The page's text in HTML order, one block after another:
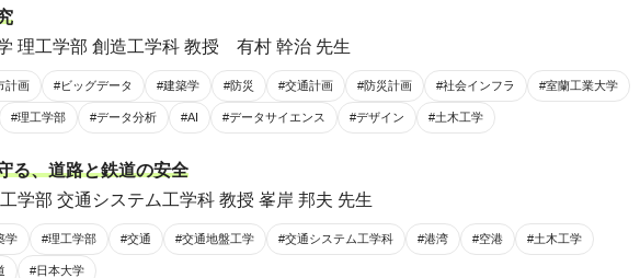
理工学部 創造工学科 教授 有村 幹治 先生
計画 #ビッグデータ #建築学 #防災 #交通計画 #防災計画 #社会インフラ #室蘭工業大学
#理工学部 #データ分析 #AI #データサイエンス #デザイン #土木工学
る、道路と鉄道の安全
学部 交通システム工学科 教授 峯岸 邦夫 先生
学 #理工学部 #交通 #交通地盤工学 #交通システム工学科 #港湾 #空港 #土木工学
#日本大学